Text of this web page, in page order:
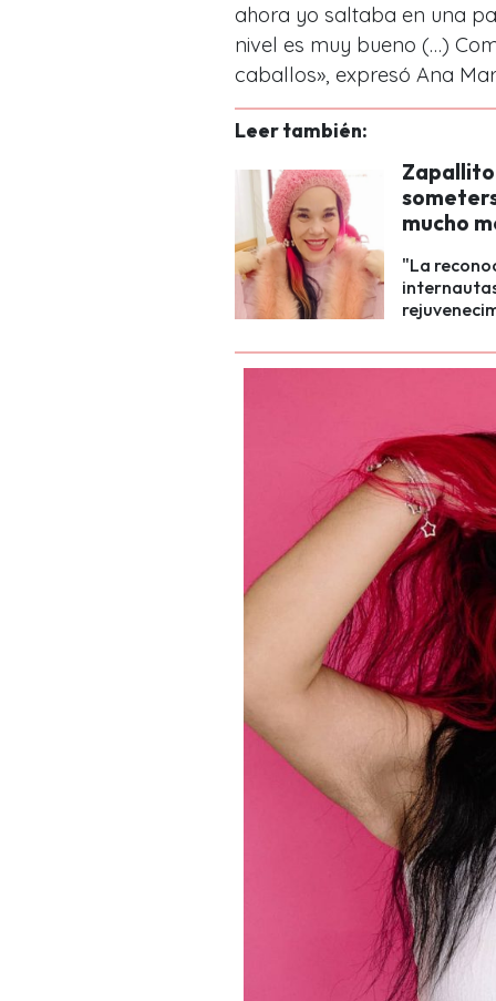
ahora yo saltaba en una
nivel es muy bueno (…)
caballos», expresó Ana
Leer también:
mucho
"La